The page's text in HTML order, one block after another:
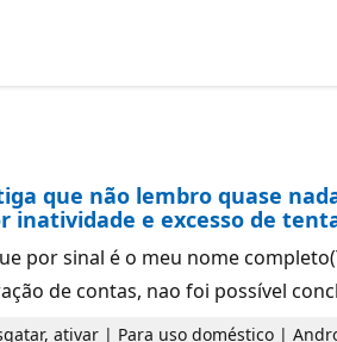
que não lembro quase
inatividade e excesso de
por sinal é o meu nome
de contas, nao foi possível
ativar | Para uso doméstico |